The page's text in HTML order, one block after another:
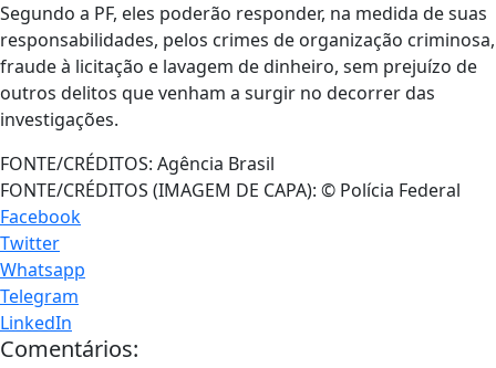
Segundo a PF, eles poderão responder, na medida de suas
responsabilidades, pelos crimes de organização criminosa,
fraude à licitação e lavagem de dinheiro, sem prejuízo de
outros delitos que venham a surgir no decorrer das
investigações.
FONTE/CRÉDITOS: Agência Brasil
FONTE/CRÉDITOS (IMAGEM DE CAPA): © Polícia Federal
Facebook
Twitter
Whatsapp
Telegram
LinkedIn
Comentários: